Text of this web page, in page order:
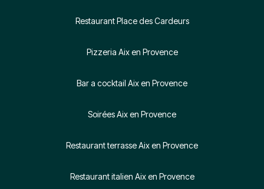
Restaurant Place des Cardeurs
Pizzeria Aix en Provence
Bar a cocktail Aix en Provence
Soirées Aix en Provence
Restaurant terrasse Aix en Provence
Restaurant italien Aix en Provence